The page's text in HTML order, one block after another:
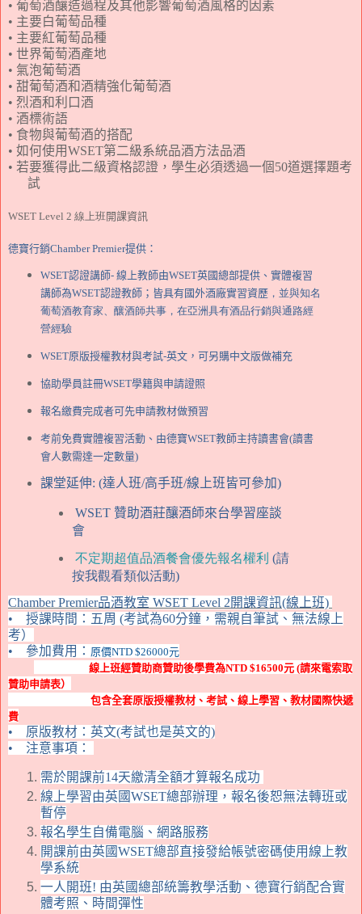
• 葡萄酒釀造過程及其他影響葡萄酒風格的因素
• 主要白葡萄品種
• 主要紅葡萄品種
• 世界葡萄酒產地
• 氣泡葡萄酒
• 甜葡萄酒和酒精強化葡萄酒
• 烈酒和利口酒
• 酒標術語
• 食物與葡萄酒的搭配
• 如何使用WSET第二級系統品酒方法品酒
• 若要獲得此二級資格認證，學生必須透過一個 50道選擇題考
試
WSET Level 2 線上班開課資訊
德寶行銷Chamber Premier提供：
WSET認證講師- 線上教師由WSET英國總部提供、實體複習
講師為WSET認證教師；皆具有國外酒廠實習資歷， 並與知名
葡萄酒教育家、釀酒師共事， 在亞洲具有酒品行銷與通路經
營經驗
WSET原版授權教材與考試-英文，可另購中文版做補充
協助學員註冊WSET學籍與申請證照
報名繳費完成者可先申請教材做預習
考前免費實體複習活動、由德寶WSET教師主持讀書會(讀書
會人數需達一定數量)
課堂延伸: (達人班/高手班/線上班皆可參加)
WSET 贊助酒莊釀酒師來台學習座談
會
不定期超值品酒餐會優先報名權利(請
按我觀看類似活動)
Chamber Premier品酒教室 WSET Level 2開課資訊(線上班)
• 授課時間： 五周 (考試為60分鐘，需親自筆試、無法線上
考）
• 參加費用： 原價NTD $26000元
線上班經贊助商贊助後學費為NTD $16500元 (請來電索取
贊助申請表）
包含全套原版授權教材、考試、線上學習、教材國際快遞
費
• 原版教材 ： 英文(考試也是英文的)
• 注意事項：
需於開課前14天繳清全額才算報名成功
線上學習由英國WSET總部辦理，報名後恕無法轉班或
暫停
報名學生自備電腦、網路服務
開課前由英國WSET總部直接發給帳號密碼使用線上教
學系統
一人開班! 由英國總部統籌教學活動、德寶行銷配合實
體考照、時間彈性